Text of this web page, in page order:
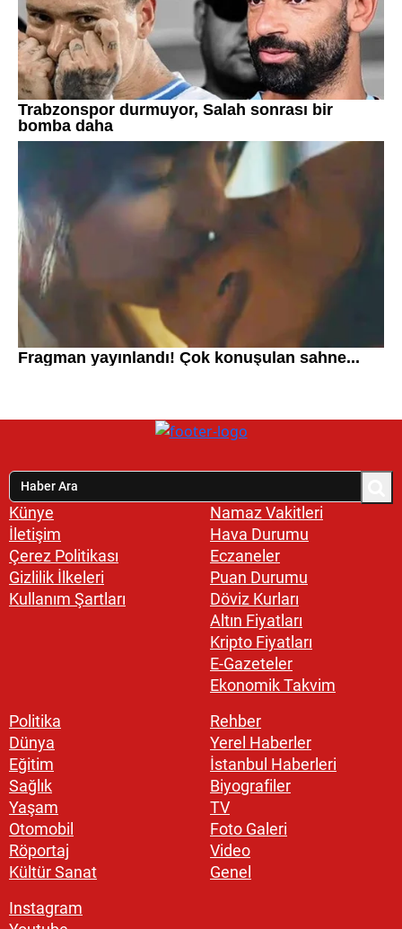
Künye
İletişim
Çerez Politikası
Gizlilik İlkeleri
Kullanım Şartları
Namaz Vakitleri
Hava Durumu
Eczaneler
Puan Durumu
Döviz Kurları
Altın Fiyatları
Kripto Fiyatları
E-Gazeteler
Ekonomik Takvim
Politika
Dünya
Eğitim
Sağlık
Yaşam
Otomobil
Röportaj
Kültür Sanat
Rehber
Yerel Haberler
İstanbul Haberleri
Biyografiler
TV
Foto Galeri
Video
Genel
Instagram